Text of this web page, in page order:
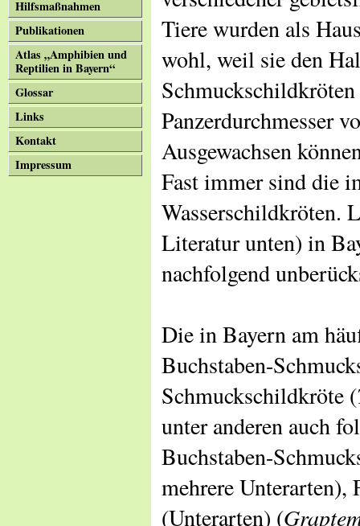
Hilfsmaßnahmen
Publikationen
Atlas „Amphibien und
Reptilien in Bayern“
Glossar
Links
Kontakt
Impressum
Tiere wurden als
wohl, weil sie den
Panzerdurchmesser
Ausgewachsen
Fast immer sind die
Wasserschildkröten.
Literatur unten) in
nachfolgend
Die in Bayern am
Buchstaben-
Schmuckschildkröte (
unter anderen auch
Buchstaben-
mehrere Unterarten),
(Unterarten) (